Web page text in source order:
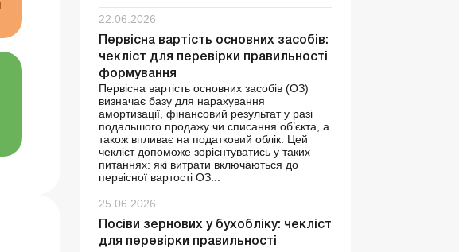
22.06.2026
Первісна вартість основних засобів:
чекліст для перевірки правильності
формування
Первісна вартість основних засобів (ОЗ)
визначає базу для нарахування
амортизації, фінансовий результат у разі
подальшого продажу чи списання об’єкта, а
також впливає на податковий облік. Цей
чекліст допоможе зорієнтуватись у таких
питаннях: які витрати включаються до
первісної вартості ОЗ...
25.06.2026
Посіви зернових у бухобліку: чекліст
для перевірки правильності